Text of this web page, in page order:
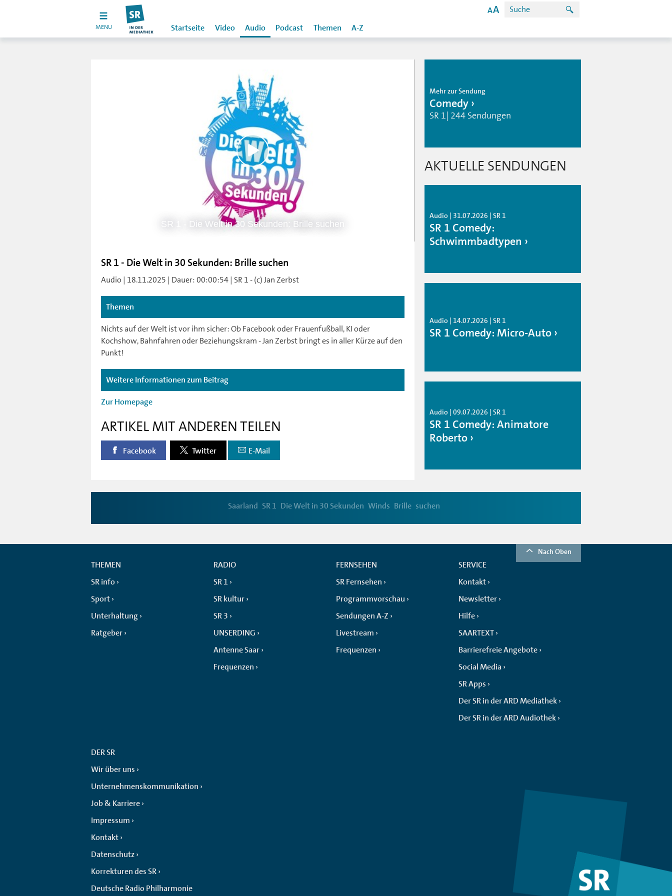
MENU Startseite Video Audio Podcast Themen A-Z
SR 1 - Die Welt in 30 Sekunden: Brille suchen
SR 1 - Die Welt in 30 Sekunden: Brille suchen
Audio | 18.11.2025 | Dauer: 00:00:54 | SR 1 - (c) Jan Zerbst
Themen
Nichts auf der Welt ist vor ihm sicher: Ob Facebook oder Frauenfußball, KI oder
Kochshow, Bahnfahren oder Beziehungskram - Jan Zerbst bringt es in aller Kürze auf den
Punkt!
Weitere Informationen zum Beitrag
Zur Homepage
ARTIKEL MIT ANDEREN TEILEN
Facebook Twitter E-Mail
Mehr zur Sendung
Comedy
SR 1| 244 Sendungen
AKTUELLE SENDUNGEN
Audio | 31.07.2026 | SR 1
SR 1 Comedy:
Schwimmbadtypen
Audio | 14.07.2026 | SR 1
SR 1 Comedy: Micro-Auto
Audio | 09.07.2026 | SR 1
SR 1 Comedy: Animatore
Roberto
Saarland SR 1 Die Welt in 30 Sekunden Winds Brille suchen
Nach Oben
THEMEN
SR info
Sport
Unterhaltung
Ratgeber
RADIO
SR 1
SR kultur
SR 3
UNSERDING
Antenne Saar
Frequenzen
FERNSEHEN
SR Fernsehen
Programmvorschau
Sendungen A-Z
Livestream
Frequenzen
SERVICE
Kontakt
Newsletter
Hilfe
SAARTEXT
Barrierefreie Angebote
Social Media
SR Apps
Der SR in der ARD Mediathek
Der SR in der ARD Audiothek
DER SR
Wir über uns
Unternehmenskommunikation
Job & Karriere
Impressum
Kontakt
Datenschutz
Korrekturen des SR
Deutsche Radio Philharmonie